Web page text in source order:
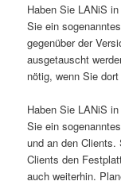
Haben Sie LANiS
Sie ein
gegenüber der
ausgetauscht
nötig, wenn Sie
Haben Sie LANiS
Sie ein
und an den
Clients den
auch weiterhin.